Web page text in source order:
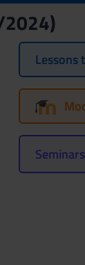
2024)
Lessons
Seminars